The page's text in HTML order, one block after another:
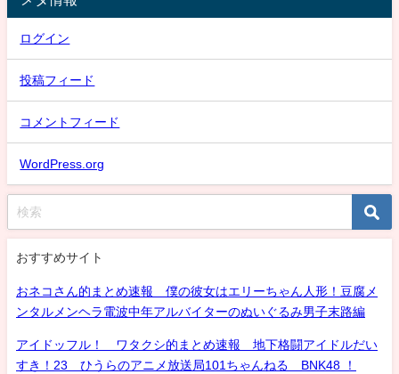
ログイン
投稿フィード
コメントフィード
WordPress.org
おすすめサイト
おネコさん的まとめ速報 僕の彼女はエリーちゃん人形！豆腐メ
ンタルメンヘラ電波中年アルバイターのぬいぐるみ男子末路編
アイドッフル！ ワタクシ的まとめ速報 地下格闘アイドルだい
すき！23 ひうらのアニメ放送局101ちゃんねる BNK48 ！